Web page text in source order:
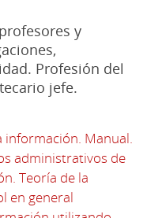
y
Profesión del
jefe.
información. Manual.
administrativos de
Teoría de la
en general